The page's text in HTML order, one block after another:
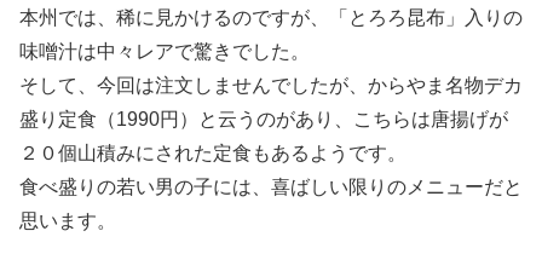
本州では、稀に見かけるのですが、「とろろ昆布」入りの
味噌汁は中々レアで驚きでした。
そして、今回は注文しませんでしたが、からやま名物デカ
盛り定食（1990円）と云うのがあり、こちらは唐揚げが
２０個山積みにされた定食もあるようです。
食べ盛りの若い男の子には、喜ばしい限りのメニューだと
思います。